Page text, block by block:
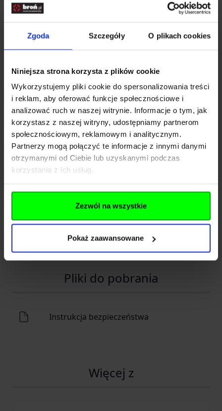
Zgoda Szczegóły O plikach cookies
Niniejsza strona korzysta z plików cookie
Wykorzystujemy pliki cookie do spersonalizowania treści
i reklam, aby oferować funkcje społecznościowe i
analizować ruch w naszej witrynie. Informacje o tym, jak
korzystasz z naszej witryny, udostępniamy partnerom
społecznościowym, reklamowym i analitycznym.
Partnerzy mogą połączyć te informacje z innymi danymi
otrzymanymi od Ciebie lub uzyskanymi podczas
korzystania z ich usług.
Zezwól na wszystkie
Pokaż zaawansowane
dalekich i celnych strzałów, karabinek jest
na oddanie naprawdę wielu strzałów na jednym
nabiciu green gasem.
kulek.
W zestawie znajduje się:
- replik
- magazynek
- testowa paczka kulek
Rozwiń opis
Dane techniczne
Kod SKU
GF.KJW-02-000060
EAN
Pliki do pobrania
Instrukcja bezpieczeństwa
Więcej z